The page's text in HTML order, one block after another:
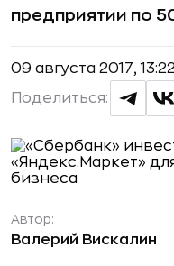
предприятии по
09 августа 2017, 13:22
Поделиться:
Автор:
Валерий Вискалин